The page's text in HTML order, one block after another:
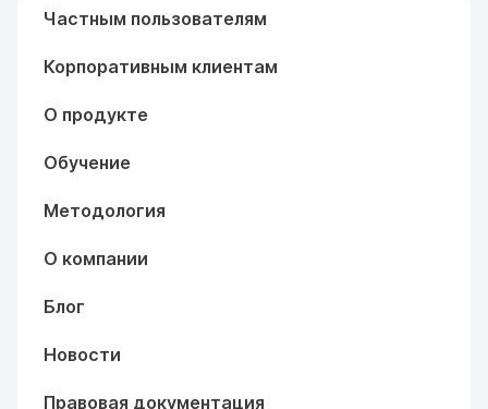
Частным пользователям
Корпоративным клиентам
О продукте
Обучение
Методология
О компании
Блог
Новости
Правовая документация